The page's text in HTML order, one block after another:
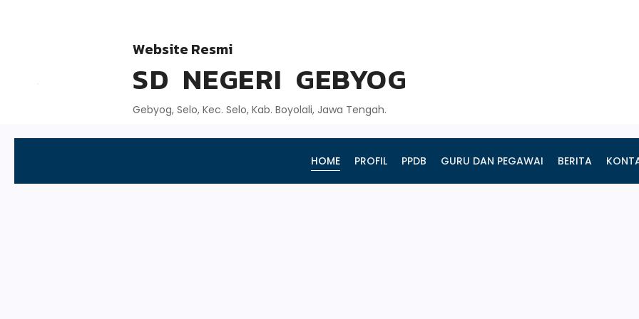
Website Resmi
SD NEGERI GEBYOG
Gebyog, Selo, Kec. Selo, Kab. Boyolali, Jawa Tengah.
HOME PROFIL PPDB GURU DAN PEGAWAI BERITA